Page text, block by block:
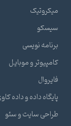
میکروتیک
سیسکو
برنامه نویسی
کامپیوتر و موبایل
فایروال
پایگاه داده و داده
طراحی سایت و سئو